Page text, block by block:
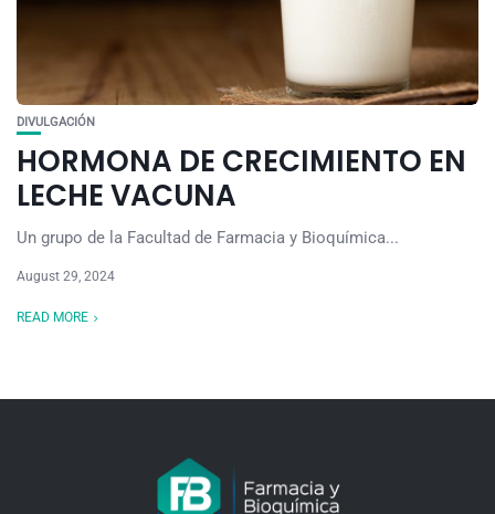
DIVULGACIÓN
HORMONA DE CRECIMIENTO EN
LECHE VACUNA
Un grupo de la Facultad de Farmacia y Bioquímica...
August 29, 2024
READ MORE